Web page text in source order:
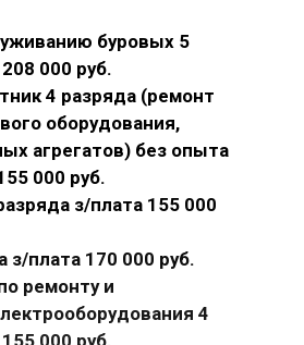
буровых 5
000 руб.
4 разряда (ремонт
оборудования,
агрегатов) без опыта
000 руб.
з/плата 155 000
з/плата 170 000 руб.
ремонту и
4
000 руб.